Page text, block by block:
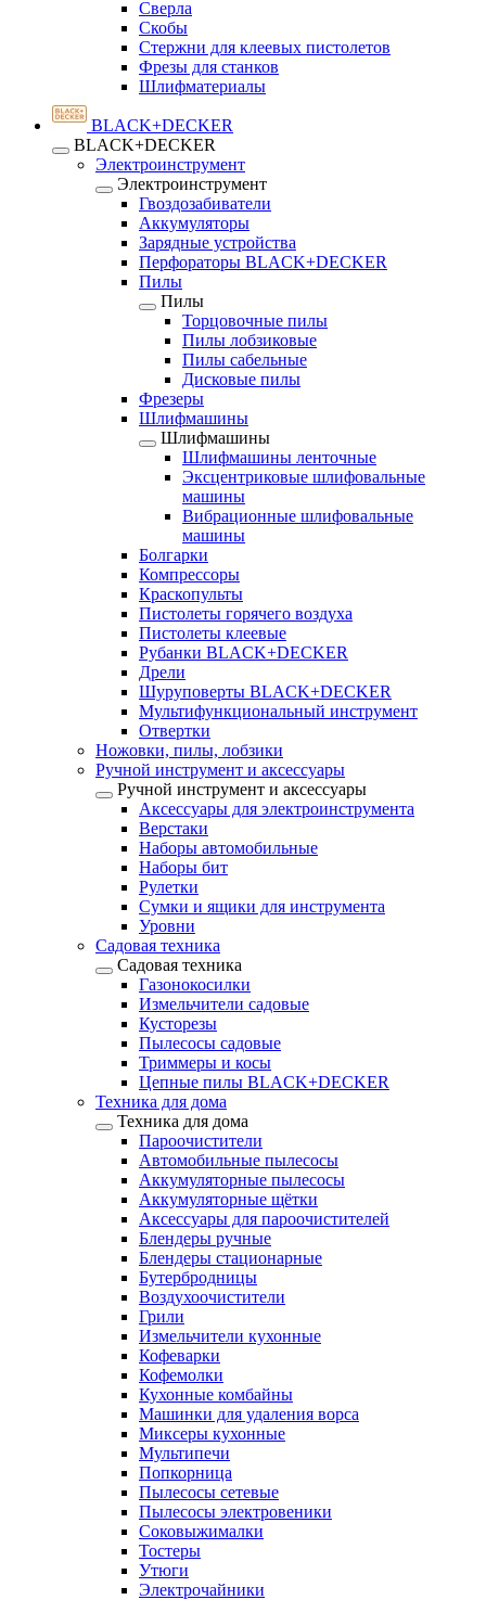
Сверла
Скобы
Стержни для клеевых пистолетов
Фрезы для станков
Шлифматериалы
BLACK+DECKER
BLACK+DECKER
Электроинструмент
Электроинструмент
Гвоздозабиватели
Аккумуляторы
Зарядные устройства
Перфораторы BLACK+DECKER
Пилы
Пилы
Торцовочные пилы
Пилы лобзиковые
Пилы сабельные
Дисковые пилы
Фрезеры
Шлифмашины
Шлифмашины
Шлифмашины ленточные
Эксцентриковые шлифовальные
машины
Вибрационные шлифовальные
машины
Болгарки
Компрессоры
Краскопульты
Пистолеты горячего воздуха
Пистолеты клеевые
Рубанки BLACK+DECKER
Дрели
Шуруповерты BLACK+DECKER
Мультифункциональный инструмент
Отвертки
Ножовки, пилы, лобзики
Ручной инструмент и аксессуары
Ручной инструмент и аксессуары
Аксессуары для электроинструмента
Верстаки
Наборы автомобильные
Наборы бит
Рулетки
Сумки и ящики для инструмента
Уровни
Садовая техника
Садовая техника
Газонокосилки
Измельчители садовые
Кусторезы
Пылесосы садовые
Триммеры и косы
Цепные пилы BLACK+DECKER
Техника для дома
Техника для дома
Пароочистители
Автомобильные пылесосы
Аккумуляторные пылесосы
Аккумуляторные щётки
Аксессуары для пароочистителей
Блендеры ручные
Блендеры стационарные
Бутербродницы
Воздухоочистители
Грили
Измельчители кухонные
Кофеварки
Кофемолки
Кухонные комбайны
Машинки для удаления ворса
Миксеры кухонные
Мультипечи
Попкорница
Пылесосы сетевые
Пылесосы электровеники
Соковыжималки
Тостеры
Утюги
Электрочайники